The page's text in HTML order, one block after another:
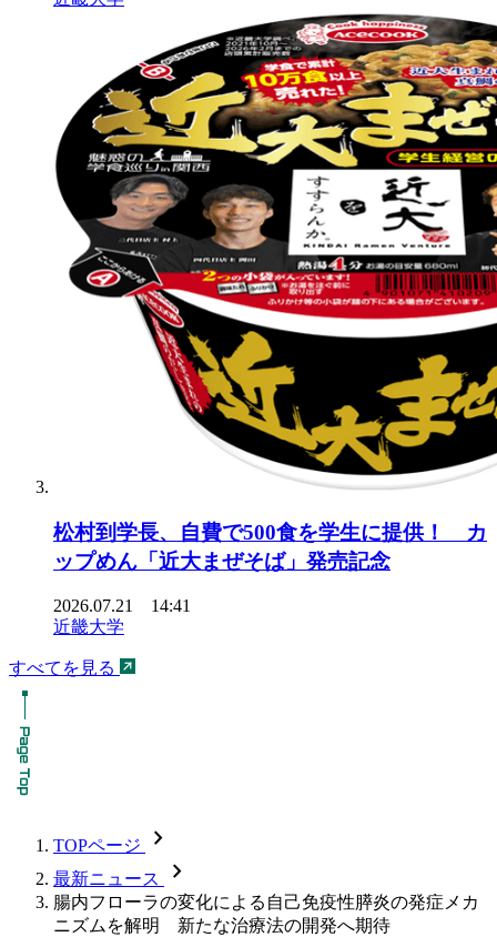
松村到学長、自費で500食を学生に提供！ カ
ップめん「近大まぜそば」発売記念
2026.07.21 14:41
近畿大学
すべてを見る
TOPページ chevron_forward
最新ニュース chevron_forward
腸内フローラの変化による自己免疫性膵炎の発症メカ
ニズムを解明 新たな治療法の開発へ期待